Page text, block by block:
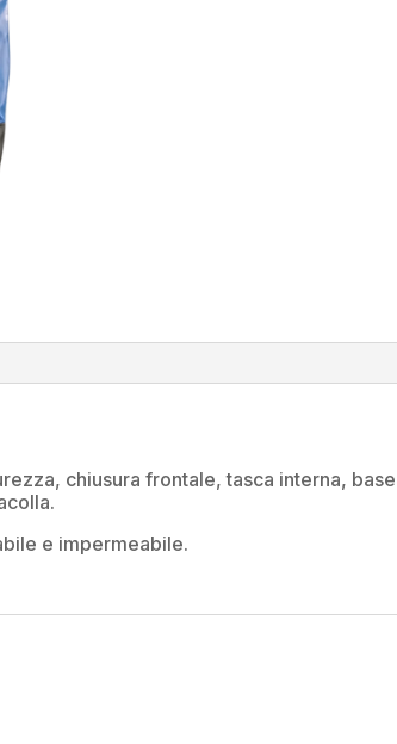
chiusura frontale, tasca interna,
e impermeabile.